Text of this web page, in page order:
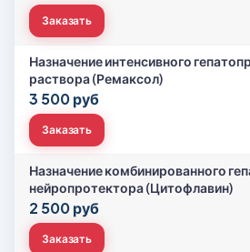
Заказать
Назначение интенсивного
раствора (Ремаксол)
3 500 руб
Заказать
Назначение комбинированного
нейропротектора (Цитофлавин)
2 500 руб
Заказать